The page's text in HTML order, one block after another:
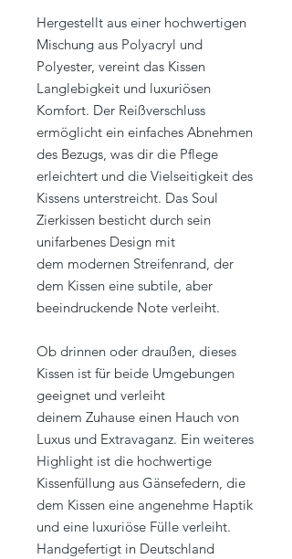
Hergestellt aus einer hochwertigen
Mischung aus Polyacryl und
Polyester, vereint das Kissen
Langlebigkeit und luxuriösen
Komfort. Der Reißverschluss
ermöglicht ein einfaches Abnehmen
des Bezugs, was dir die Pflege
erleichtert und die Vielseitigkeit des
Kissens unterstreicht. Das Soul
Zierkissen besticht durch sein
unifarbenes Design mit
dem modernen Streifenrand, der
dem Kissen eine subtile, aber
beeindruckende Note verleiht.
Ob drinnen oder draußen, dieses
Kissen ist für beide Umgebungen
geeignet und verleiht
deinem Zuhause einen Hauch von
Luxus und Extravaganz. Ein weiteres
Highlight ist die hochwertige
Kissenfüllung aus Gänsefedern, die
dem Kissen eine angenehme Haptik
und eine luxuriöse Fülle verleiht.
Handgefertigt in Deutschland